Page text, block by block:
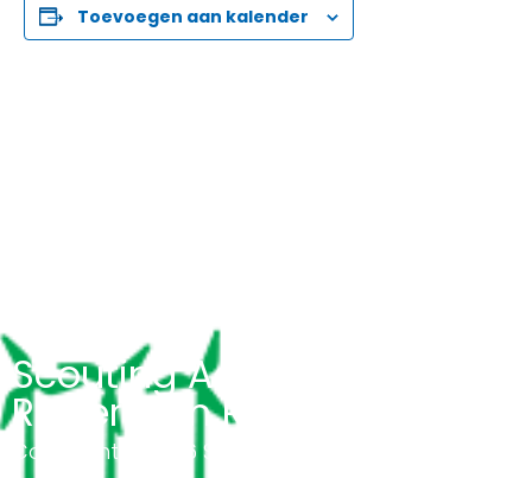
Toevoegen aan kalender
Scouting Academy
Rotterdam Rijnmond
Copyright © 2026 Scouting Academy